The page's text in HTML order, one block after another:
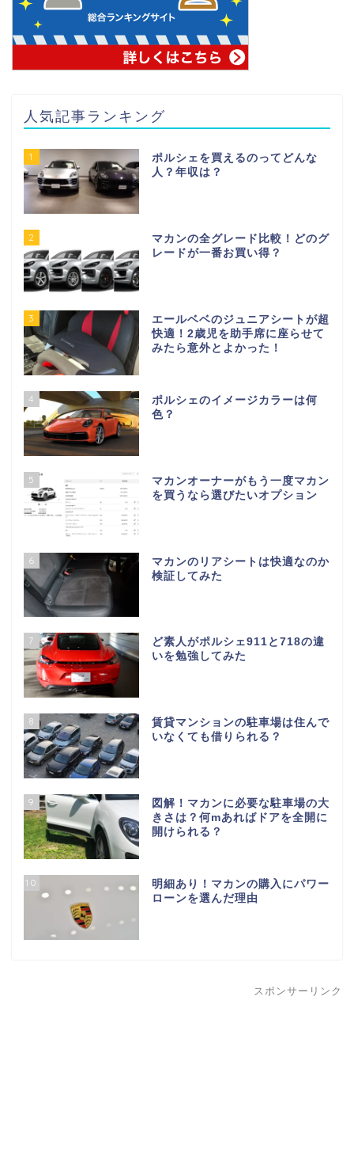
人気記事ランキング
1
ポルシェを買えるのってどんな
人？年収は？
2
マカンの全グレード比較！どのグ
レードが一番お買い得？
3
エールベベのジュニアシートが超
快適！2歳児を助手席に座らせて
みたら意外とよかった！
4
ポルシェのイメージカラーは何
色？
5
マカンオーナーがもう一度マカン
を買うなら選びたいオプション
6
マカンのリアシートは快適なのか
検証してみた
7
ど素人がポルシェ911と718の違
いを勉強してみた
8
賃貸マンションの駐車場は住んで
いなくても借りられる？
9
図解！マカンに必要な駐車場の大
きさは？何mあればドアを全開に
開けられる？
10
明細あり！マカンの購入にパワー
ローンを選んだ理由
スポンサーリンク